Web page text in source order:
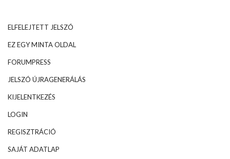
ELFELEJTETT JELSZÓ
EZ EGY MINTA OLDAL
FORUMPRESS
JELSZÓ ÚJRAGENERÁLÁS
KIJELENTKEZÉS
LOGIN
REGISZTRÁCIÓ
SAJÁT ADATLAP